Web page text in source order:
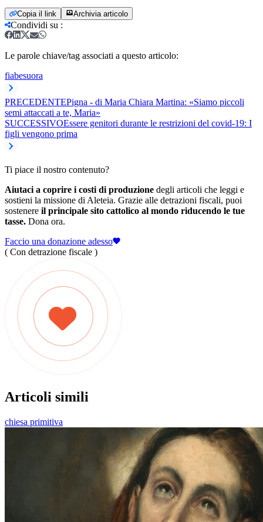
Copia il link Archivia articolo
Condividi su :
Le parole chiave/tag associati a questo articolo:
fiabesuora
PRECEDENTEPigna - di Maria Chiara Martina: «Siamo piccoli
semi attaccati a te, Maria»
SUCCESSIVOEssere genitori durante le restrizioni del covid-19: I
figli vengono prima
Ti piace il nostro contenuto?
Aiutaci a coprire i costi di produzione degli articoli che leggi e
sostieni la missione di Aleteia. Grazie alle detrazioni fiscali, puoi
sostenere il principale sito cattolico al mondo riducendo le tue
tasse. Dona ora.
Faccio una donazione adesso
( Con detrazione fiscale )
Articoli simili
chiesa primitiva